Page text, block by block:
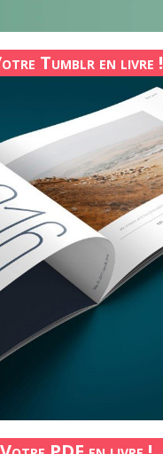
Tumblr en livre !